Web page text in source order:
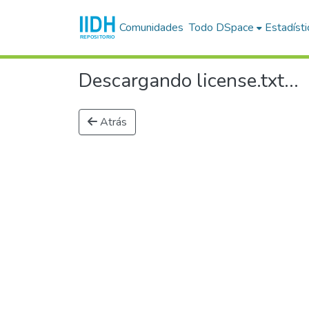
Comunidades Todo DSpace
Descargando license.txt...
Atrás